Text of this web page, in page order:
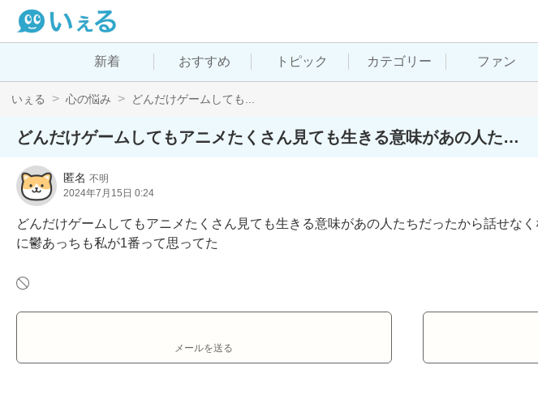
新着 おすすめ トピック カテゴリー ファン
いぇる 心の悩み どんだけゲームしても...
どんだけゲームしてもアニメたくさん見ても生きる意味があの人た…
匿名 不明
2024年7月15日 0:24
どんだけゲームしてもアニメたくさん見ても生きる意味があの人たちだったから話せな
に鬱あっちも私が1番って思ってた
メールを送る